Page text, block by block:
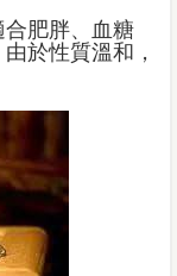
肥胖、血糖
於性質溫和，